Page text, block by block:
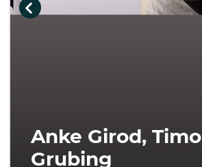
Anke Girod, Timo
Grubing